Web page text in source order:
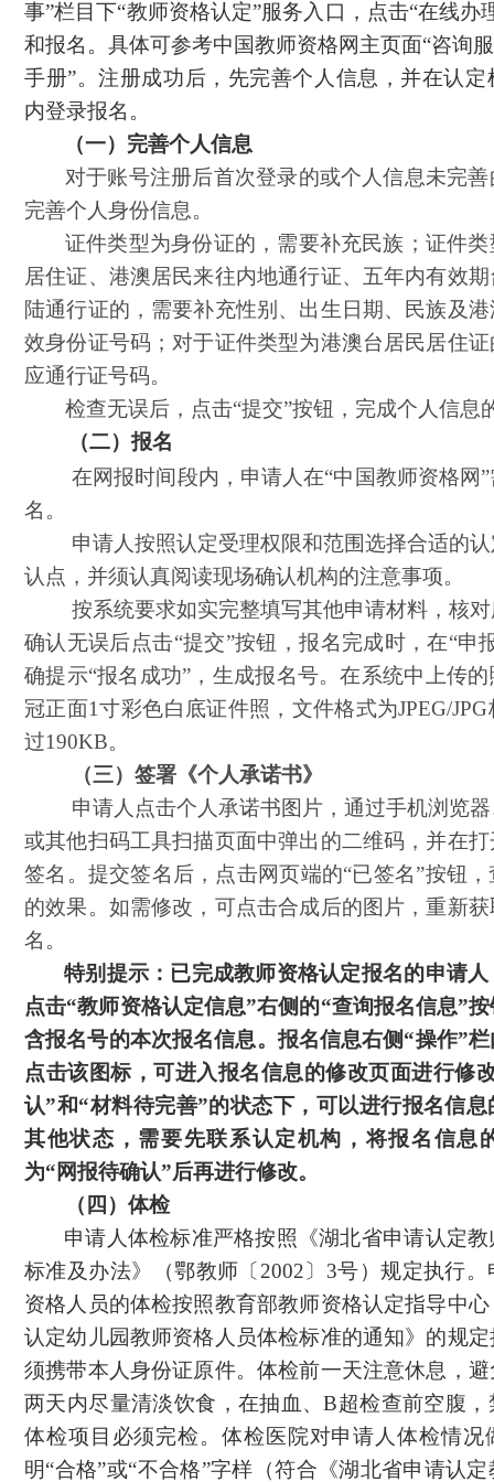
事”栏目下“教师资格认定”服务入口，点击“在线办
和报名。具体可参考中国教师资格网主页面“咨询
手册”。注册成功后，先完善个人信息，并在认
内登录报名。
（一）完善个人信息
对于账号注册后首次登录的或个人信息未完
完善个人身份信息。
证件类型为身份证的，需要补充民族；证件
居住证、港澳居民来往内地通行证、五年内有效
陆通行证的，需要补充性别、出生日期、民族及
效身份证号码；对于证件类型为港澳台居民居住
应通行证号码。
检查无误后，点击“提交”按钮，完成个人信息
（二）报名
在网报时间段内，申请人在“中国教师资格网
名。
申请人按照认定受理权限和范围选择合适的
认点，并须认真阅读现场确认机构的注意事项。
按系统要求如实完整填写其他申请材料，核
确认无误后点击“提交”按钮，报名完成时，在“申
确提示“报名成功”，生成报名号。在系统中上传
冠正面1寸彩色白底证件照，文件格式为JPEG/
过190KB。
（三）签署《个人承诺书》
申请人点击个人承诺书图片，通过手机浏览
或其他扫码工具扫描页面中弹出的二维码，并在
签名。提交签名后，点击网页端的“已签名”按钮
的效果。如需修改，可点击合成后的图片，重新
名。
特别提示：已完成教师资格认定报名的申请
点击“教师资格认定信息”右侧的“查询报名信息”
含报名号的本次报名信息。报名信息右侧“操作”
点击该图标，可进入报名信息的修改页面进行修
认”和“材料待完善”的状态下，可以进行报名信
其他状态，需要先联系认定机构，将报名信息
为“网报待确认”后再进行修改。
（四）体检
申请人体检标准严格按照《湖北省申请认定
标准及办法》（鄂教师〔 2002〕3号）规定执行
资格人员的体检按照教育部教师资格认定指导中
认定幼儿园教师资格人员体检标准的通知》的规
须携带本人身份证原件。体检前一天注意休息，
两天内尽量清淡饮食，在抽血、B超检查前空腹
体检项目必须完检。体检医院对申请人体检情况
明“合格”或“不合格”字样（符合《湖北省申请认